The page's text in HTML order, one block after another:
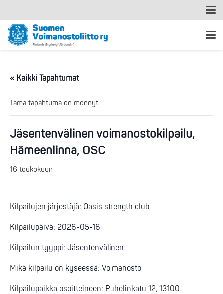
« Kaikki Tapahtumat
Tämä tapahtuma on mennyt.
Jäsentenvälinen voimanostokilpailu,
Hämeenlinna, OSC
16 toukokuun
Kilpailujen järjestäjä: Oasis strength club
Kilpailupäivä: 2026-05-16
Kilpailun tyyppi: Jäsentenvälinen
Mikä kilpailu on kyseessä: Voimanosto
Kilpailupaikka osoitteineen: Puhelinkatu 12, 13100